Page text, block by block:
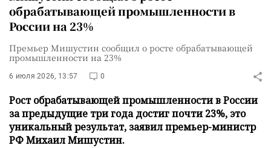
обрабатывающей промышленности в
России на 23%
Премьер Мишустин сообщил о росте обрабатывающей
промышленности на 23%
6 июля 2026, 13:57 0
Рост обрабатывающей промышленности в России
за предыдущие три года достиг почти 23%, это
уникальный результат, заявил премьер-министр
РФ Михаил Мишустин.